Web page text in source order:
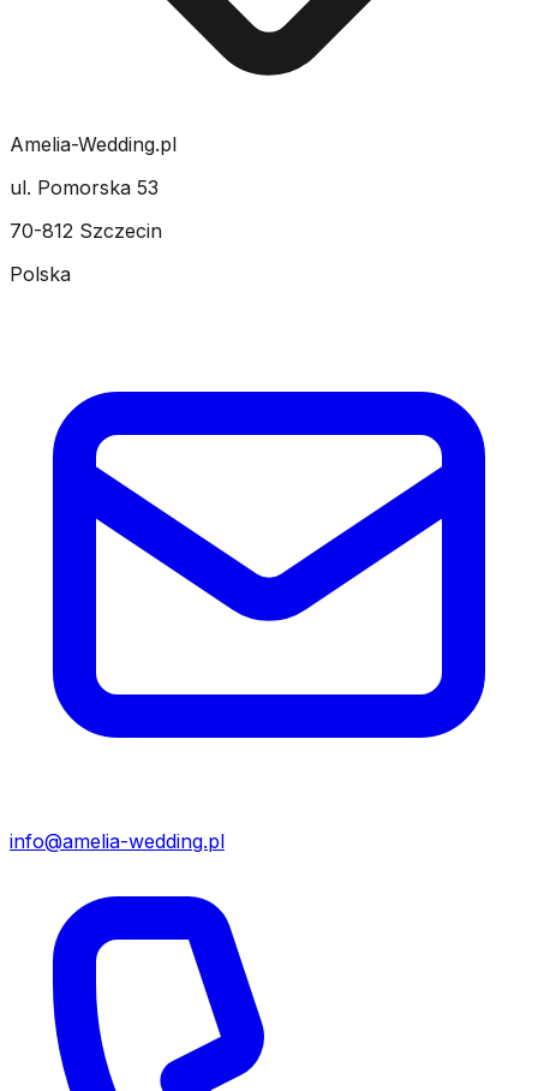
Amelia-Wedding.pl
ul. Pomorska 53
70-812 Szczecin
Polska
info@amelia-wedding.pl